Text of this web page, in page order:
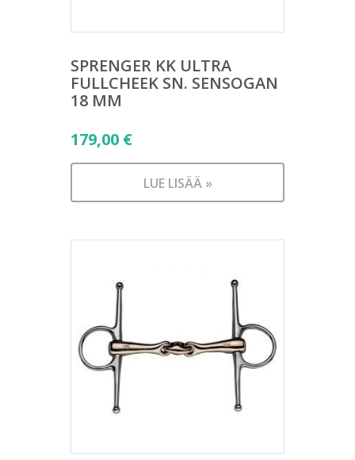
SPRENGER KK ULTRA
FULLCHEEK SN. SENSOGAN
18 MM
179,00 €
LUE LISÄÄ »